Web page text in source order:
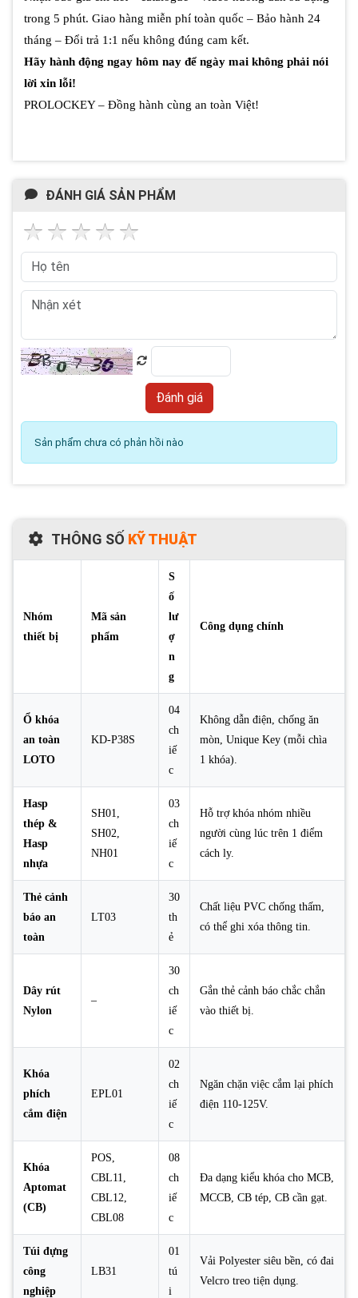
trong 5 phút. Giao hàng miễn phí toàn quốc – Bảo hành 24
tháng – Đổi trả 1:1 nếu không đúng cam kết.
Hãy hành động ngay hôm nay để ngày mai không phải nói
lời xin lỗi!
PROLOCKEY – Đồng hành cùng an toàn Việt!
ĐÁNH GIÁ SẢN PHẨM
Sản phẩm chưa có phản hồi nào
THÔNG SỐ KỸ THUẬT
Nhóm
thiết bị
Mã sản
phẩm
S
ố
lư
ợ
n
g
Công dụng chính
Ổ khóa
an toàn
LOTO
KD-P38S
04
ch
iế
c
Không dẫn điện, chống ăn
mòn, Unique Key (mỗi chìa
1 khóa).
Hasp
thép &
Hasp
nhựa
SH01,
SH02,
NH01
03
ch
iế
c
Hỗ trợ khóa nhóm nhiều
người cùng lúc trên 1 điểm
cách ly.
Thẻ cảnh
báo an
toàn
LT03
30
th
ẻ
Chất liệu PVC chống thấm,
có thể ghi xóa thông tin.
Dây rút
Nylon
–
30
ch
iế
c
Gắn thẻ cảnh báo chắc chắn
vào thiết bị.
Khóa
phích
cắm điện
EPL01
02
ch
iế
c
Ngăn chặn việc cắm lại phích
điện 110-125V.
Khóa
Aptomat
(CB)
POS,
CBL11,
CBL12,
CBL08
08
ch
iế
c
Đa dạng kiểu khóa cho MCB,
MCCB, CB tép, CB cần gạt.
Túi đựng
công
nghiệp
LB31
01
tú
i
Vải Polyester siêu bền, có đai
Velcro treo tiện dụng.